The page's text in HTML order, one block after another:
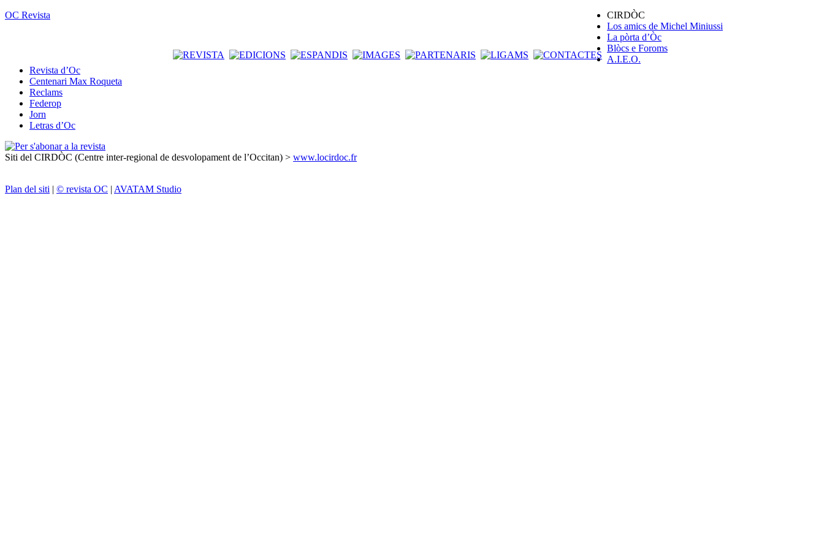
OC Revista
CIRDÒC
Los amics de Michel Miniussi
La pòrta d’Òc
Blòcs e Foroms
A.I.E.O.
Revista d’Oc
Centenari Max Roqueta
Reclams
Federop
Jorn
Letras d’Oc
Siti del CIRDÒC (Centre inter-regional de desvolopament de l’Occitan) > www.locirdoc.fr
Plan del siti | © revista OC | AVATAM Studio